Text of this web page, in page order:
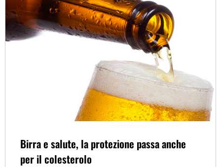
Birra e salute, la protezione passa anche
per il colesterolo